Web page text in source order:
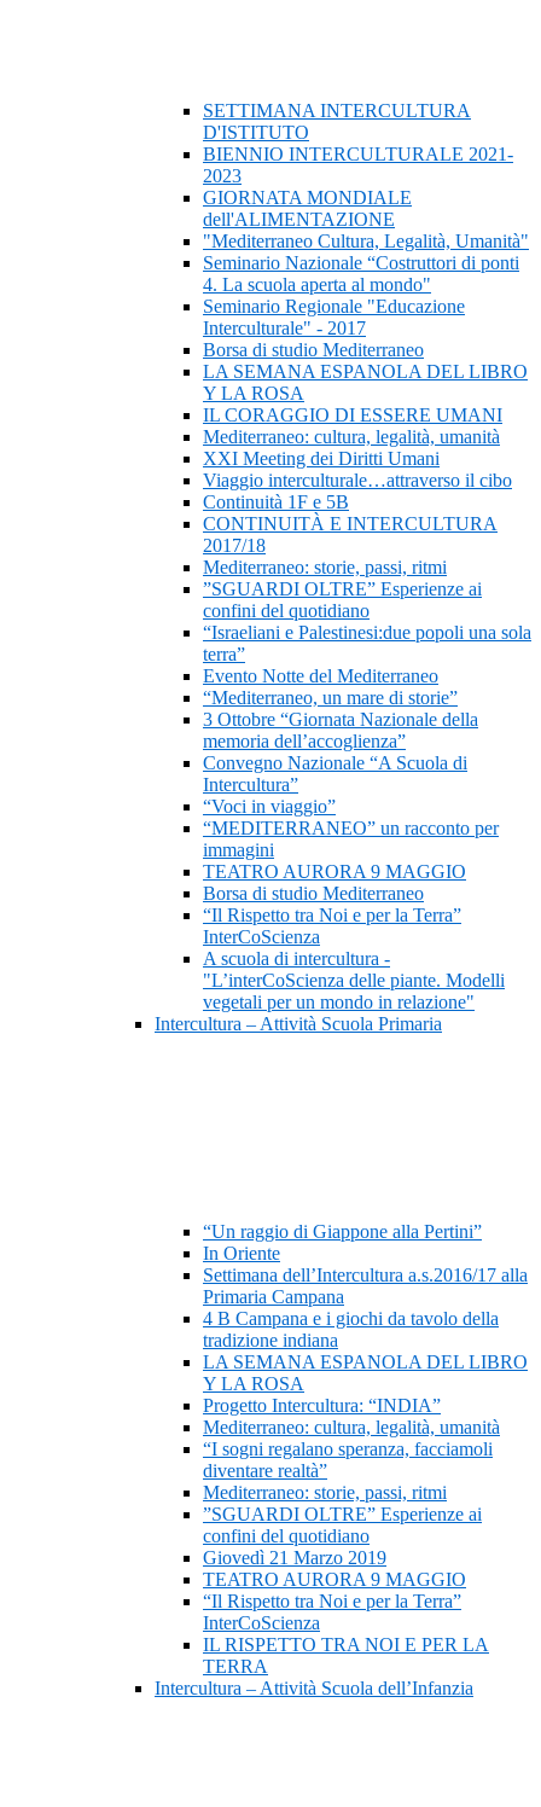
SETTIMANA INTERCULTURA
D'ISTITUTO
BIENNIO INTERCULTURALE 2021-
2023
GIORNATA MONDIALE
dell'ALIMENTAZIONE
"Mediterraneo Cultura, Legalità, Umanità"
Seminario Nazionale “Costruttori di ponti
4. La scuola aperta al mondo"
Seminario Regionale "Educazione
Interculturale" - 2017
Borsa di studio Mediterraneo
LA SEMANA ESPANOLA DEL LIBRO
Y LA ROSA
IL CORAGGIO DI ESSERE UMANI
Mediterraneo: cultura, legalità, umanità
XXI Meeting dei Diritti Umani
Viaggio interculturale…attraverso il cibo
Continuità 1F e 5B
CONTINUITÀ E INTERCULTURA
2017/18
Mediterraneo: storie, passi, ritmi
”SGUARDI OLTRE” Esperienze ai
confini del quotidiano
“Israeliani e Palestinesi:due popoli una sola
terra”
Evento Notte del Mediterraneo
“Mediterraneo, un mare di storie”
3 Ottobre “Giornata Nazionale della
memoria dell’accoglienza”
Convegno Nazionale “A Scuola di
Intercultura”
“Voci in viaggio”
“MEDITERRANEO” un racconto per
immagini
TEATRO AURORA 9 MAGGIO
Borsa di studio Mediterraneo
“Il Rispetto tra Noi e per la Terra”
InterCoScienza
A scuola di intercultura -
"L’interCoScienza delle piante. Modelli
vegetali per un mondo in relazione"
Intercultura – Attività Scuola Primaria
“Un raggio di Giappone alla Pertini”
In Oriente
Settimana dell’Intercultura a.s.2016/17 alla
Primaria Campana
4 B Campana e i giochi da tavolo della
tradizione indiana
LA SEMANA ESPANOLA DEL LIBRO
Y LA ROSA
Progetto Intercultura: “INDIA”
Mediterraneo: cultura, legalità, umanità
“I sogni regalano speranza, facciamoli
diventare realtà”
Mediterraneo: storie, passi, ritmi
”SGUARDI OLTRE” Esperienze ai
confini del quotidiano
Giovedì 21 Marzo 2019
TEATRO AURORA 9 MAGGIO
“Il Rispetto tra Noi e per la Terra”
InterCoScienza
IL RISPETTO TRA NOI E PER LA
TERRA
Intercultura – Attività Scuola dell’Infanzia